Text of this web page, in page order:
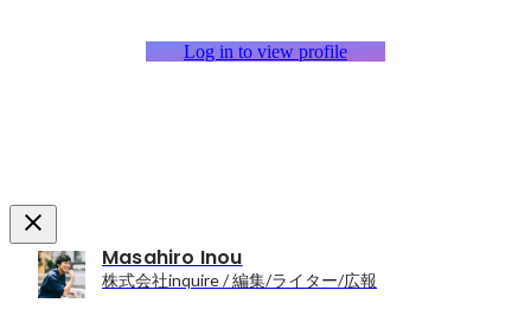
Log in to view profile
Masahiro Inou
株式会社inquire / 編集/ライター/広報